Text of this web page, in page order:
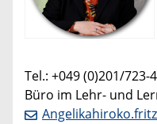
Tel.: +049 (0)201/723-
Büro im Lehr- und